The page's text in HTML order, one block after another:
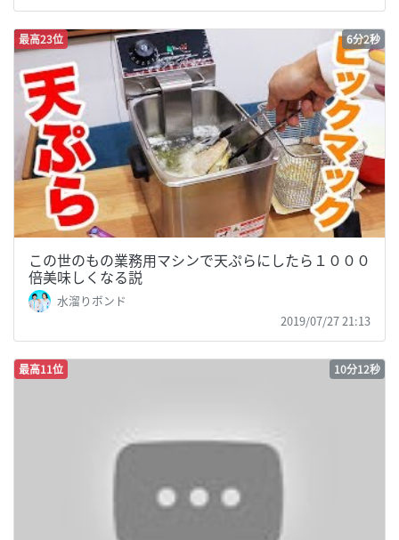
最高23位 6分2秒
この世のもの業務用マシンで天ぷらにしたら１０００
倍美味しくなる説
水溜りボンド
2019/07/27 21:13
最高11位 10分12秒